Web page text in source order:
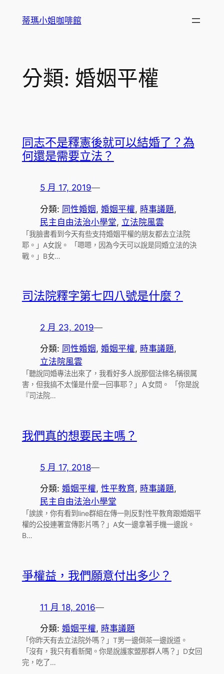
蒂瑪小姐咖啡館
分類: 婚姻平權
同志不是釋憲後就可以結婚了？為
何還是需要立法？
5 月 17, 2019—
分類: 同性婚姻, 婚姻平權, 時事議題
民主自由法治小學堂, 立法院風雲
「我臉書看到今天有些支持婚姻平權的朋友都去立法院
耶。」A女說。 「嗯嗯，因為今天可以說是同婚立法的決
戰。」B女…
司法院釋字第七四八號是什麼？
2 月 23, 2019—
分類: 同性婚姻 , 婚姻平權, 時事議題
立法院風雲
「聽說同婚專法出來了，我看好多人說那個法條名稱很厲
害，但我搞不太懂是什麼一回事耶？」Ａ女問。 「你是說
『司法院…
我們真的想要民主嗎？
5 月 17, 2018—
分類: 婚姻平權, 性平教育, 時事議題
民主自由法治小學堂
「誒誒，你有看到line群組在傳一則反對性平教育跟婚姻平
權的公投連署宣傳影片嗎？」A女一邊拿著手機一邊說。
B…
爭權益，我們願意付出多少？
11 月 18, 2016—
分類: 婚姻平權, 時事議題
「你昨天有去立法院外嗎？」T男一邊倒茶一邊說道。
「沒有，我只有看新聞。你是說護家盟那群人嗎？」D女回
完，吃了…